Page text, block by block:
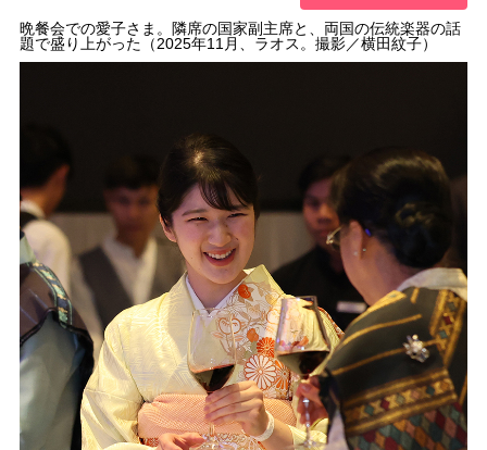
晩餐会での愛子さま。隣席の国家副主席と、両国の伝統楽器の話
題で盛り上がった（2025年11月、ラオス。撮影／横田紋子）